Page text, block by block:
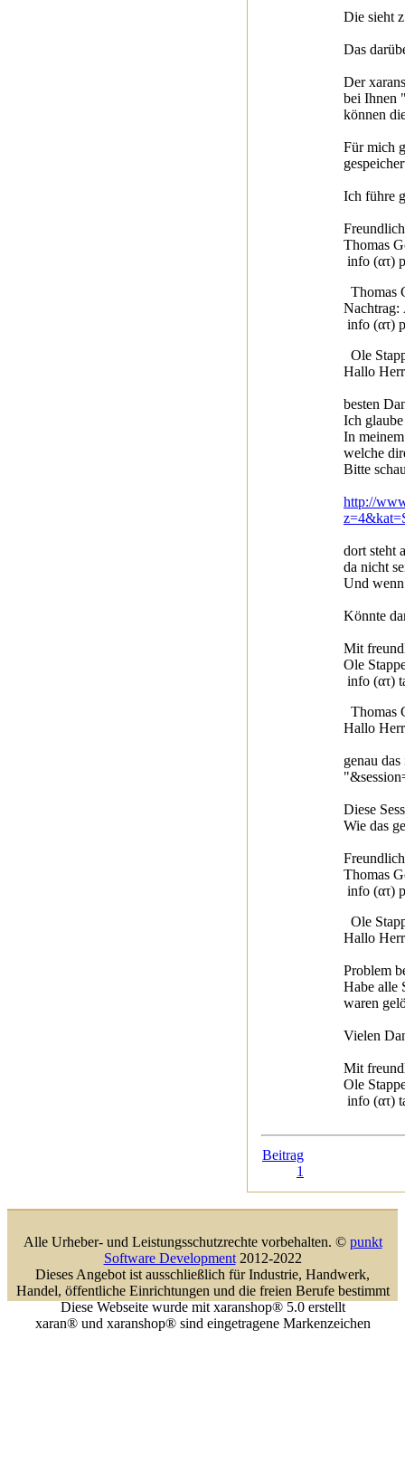
Die sieht
Das
Der
bei Ihnen
können
Für mich
Ich führe
Thomas
info (ατ)
Thomas
Nachtrag:
info (ατ)
Ole
Hallo
besten
Ich
In
welche
Bitte
http://
dort steht
da nicht
Und
Könnte
Mit
Ole
info (ατ)
Thomas
Hallo
genau
Diese
Wie das
Thomas
info (ατ)
Ole
Hallo
Problem
Habe alle
waren
Vielen
Mit
Ole
info (ατ)
Beitrag
1
Alle Urheber- und Leistungsschutzrechte vorbehalten. © punkt
Software Development2012-2022
Dieses Angebot ist ausschließlich für Industrie, Handwerk,
Handel, öffentliche Einrichtungen und die freien Berufe bestimmt
Diese Webseite wurde mit xaranshop® 5.0 erstellt
xaran® und xaranshop® sind eingetragene Markenzeichen